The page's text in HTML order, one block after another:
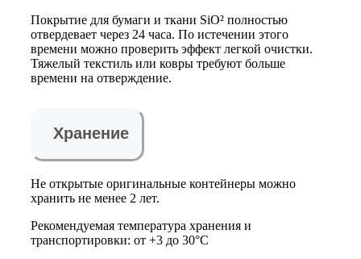
Покрытие для бумаги и ткани SiO² полностью
отвердевает через 24 часа. По истечении этого
времени можно проверить эффект легкой очистки.
Тяжелый текстиль или ковры требуют больше
времени на отверждение.
Хранение
Не открытые оригинальные контейнеры можно
хранить не менее 2 лет.
Рекомендуемая температура хранения и
транспортировки: от +3 до 30°C